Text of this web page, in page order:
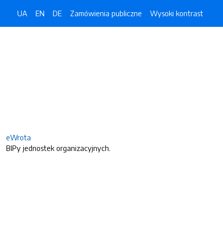
UA EN DE Zamówienia publiczne Wysoki kontrast
eWrota
BIPy jednostek organizacyjnych.